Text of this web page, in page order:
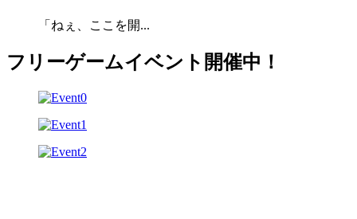
「ねぇ、ここを開...
フリーゲームイベント開催中！